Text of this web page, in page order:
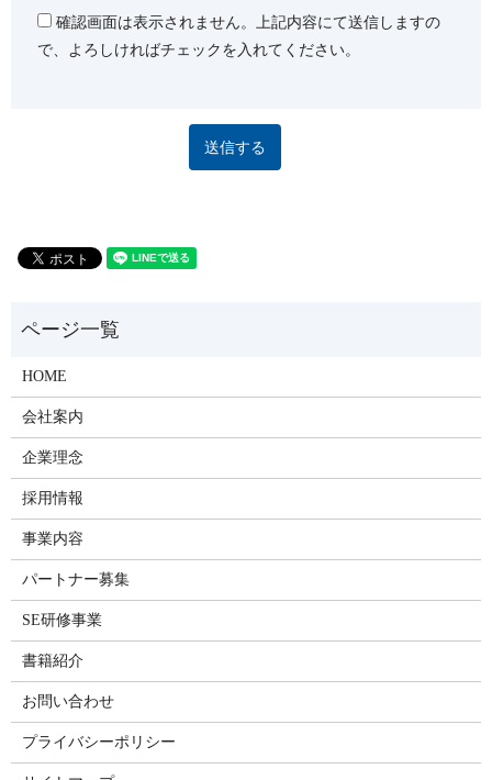
確認画面は表示されません。上記内容にて送信しますの
で、よろしければチェックを入れてください。
HOME
会社案内
企業理念
採用情報
事業内容
パートナー募集
SE研修事業
書籍紹介
お問い合わせ
プライバシーポリシー